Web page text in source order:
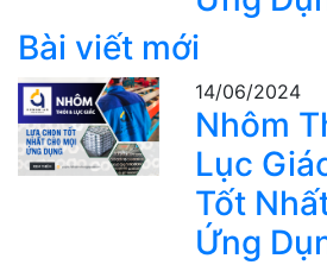
Bài viết mới
14/06/2024
Nhôm
Lục
Tốt
Ứng